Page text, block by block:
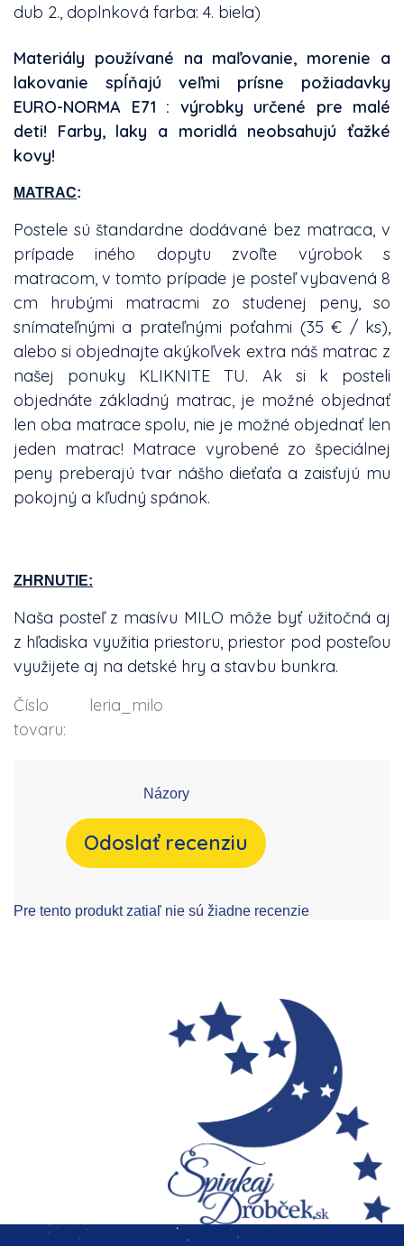
dub 2., doplnková farba: 4. biela)
Materiály používané na maľovanie, morenie a
lakovanie spĺňajú veľmi prísne požiadavky
EURO-NORMA E71 : výrobky určené pre malé
deti! Farby, laky a moridlá neobsahujú ťažké
kovy!
MATRAC:
Postele sú štandardne dodávané bez matraca, v
prípade iného dopytu zvoľte výrobok s
matracom, v tomto prípade je posteľ vybavená 8
cm hrubými matracmi zo studenej peny, so
snímateľnými a prateľnými poťahmi (35 € / ks),
alebo si objednajte akýkoľvek extra náš matrac z
našej ponuky KLIKNITE TU. Ak si k posteli
objednáte základný matrac, je možné objednať
len oba matrace spolu, nie je možné objednať len
jeden matrac! Matrace vyrobené zo špeciálnej
peny preberajú tvar nášho dieťaťa a zaisťujú mu
pokojný a kľudný spánok.
ZHRNUTIE:
Naša posteľ z masívu MILO môže byť užitočná aj
z hľadiska využitia priestoru, priestor pod posteľou
využijete aj na detské hry a stavbu bunkra.
Číslo
tovaru:
leria_milo
Názory
Odoslať recenziu
Pre tento produkt zatiaľ nie sú žiadne recenzie